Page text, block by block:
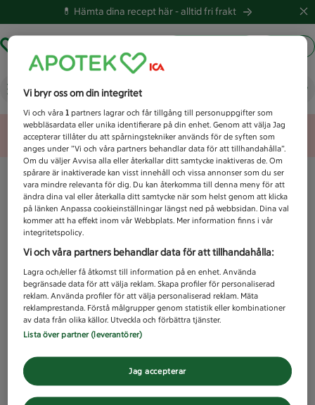
💊 Hämta dina recept här -alltid fri frakt
Vad letar du efter idag?
Unknown error
Vi bryr oss om din integritet
Vi och våra1 partners lagrar och får tillgång till personuppgifter som
webbläsardata eller unika identifierare på din enhet. Genom att välja Jag
accepterar tillåter du att spårningstekniker används för de syften som
anges under ”Vi och våra partners behandlar data för att tillhandahålla”.
Om du väljer Avvisa alla eller återkallar ditt samtycke inaktiveras de. Om
spårare är inaktiverade kan visst innehåll och vissa annonser som du ser
vara mindre relevanta för dig. Du kan återkomma till denna meny för att
ändra dina val eller återkalla ditt samtycke när som helst genom att klicka
på länken Anpassa cookieinställningar längst ned på webbsidan. Dina val
kommer att ha effekt inom vår Webbplats. Mer information finns i vår
integritetspolicy.
Vi och våra partners behandlar data för att tillhandahålla:
Lagra och/eller få åtkomst till information på en enhet. Använda
begränsade data för att välja reklam. Skapa profiler för personaliserad
reklam. Använda profiler för att välja personaliserad reklam. Mäta
reklamprestanda. Förstå målgrupper genom statistik eller kombinationer
av data från olika källor. Utveckla och förbättra tjänster.
Lista över partner (leverantörer)
Jag accepterar